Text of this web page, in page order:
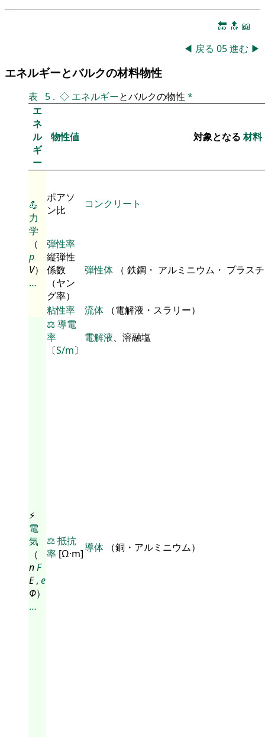
🔚 🔝 📖
◀ 戻る 05進む ▶
エネルギーとバルクの材料物性
表 5 . ◇ エネルギーとバルクの物性*
エ
ネ
ル
ギ
ー
物性値 対象となる材料
💪
力
学
（
p
V）
…
ポアソ
ン比
コンクリート
弾性率
縦弾性
係数
（ヤン
グ率）
弾性体 （ 鉄鋼・ アルミニウム・ プラス
粘性率 流体 （電解液・スラリー）
⚡
電
気
（
nF
E, e
Φ）
…
⚖️導電
率
〔S/m〕
電解液、溶融塩
⚖️抵抗
率 [Ω·m]導体 （銅・アルミニウム）